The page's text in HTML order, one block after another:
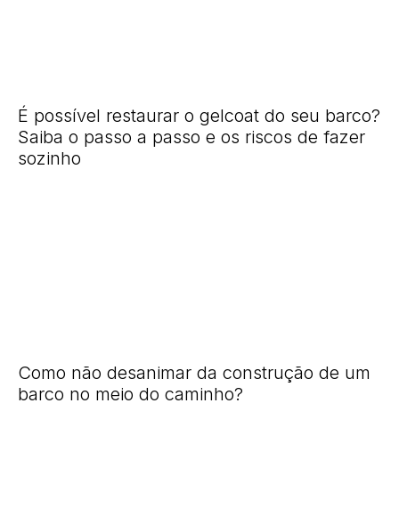
É possível restaurar o gelcoat do seu barco?
Saiba o passo a passo e os riscos de fazer
sozinho
Como não desanimar da construção de um
barco no meio do caminho?